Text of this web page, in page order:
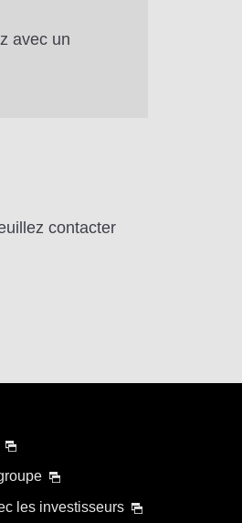
avec un
contacter
les investisseurs